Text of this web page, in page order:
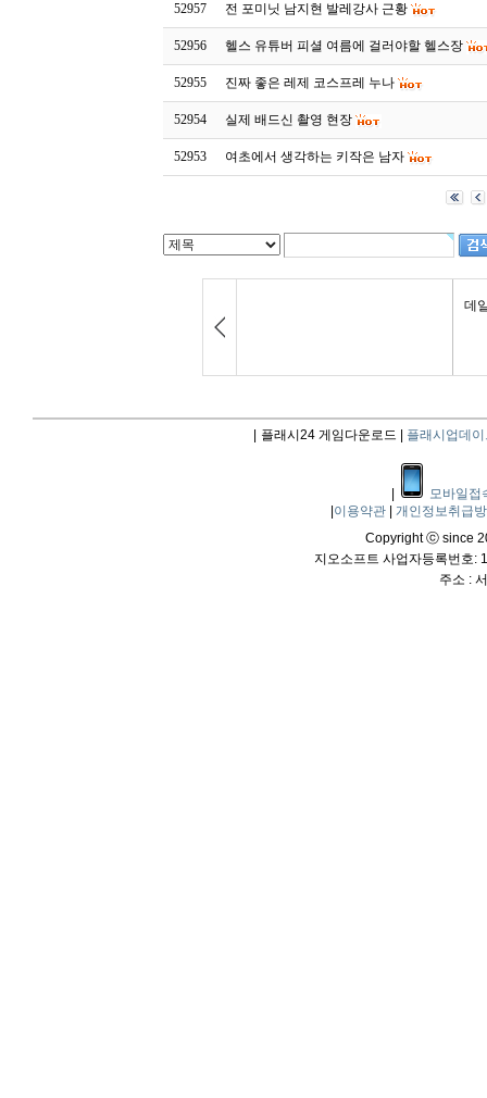
52957 전 포미닛 남지현 발레강사 근황
52956 헬스 유튜버 피셜 여름에 걸러야할 헬스장
52955 진짜 좋은 레제 코스프레 누나
52954 실제 배드신 촬영 현장
52953 여초에서 생각하는 키작은 남자
플래시24 게임다운로드 | 플래시업데이
모바일접
이용약관
개인정보취급
Copyright ⓒ since
지오소프트 사업자등록번호:
주소 :